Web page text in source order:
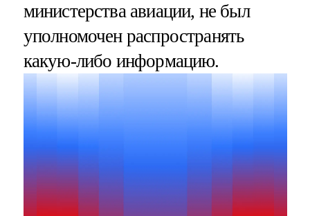
министерства авиации, не был
уполномочен распространять
какую-либо информацию.